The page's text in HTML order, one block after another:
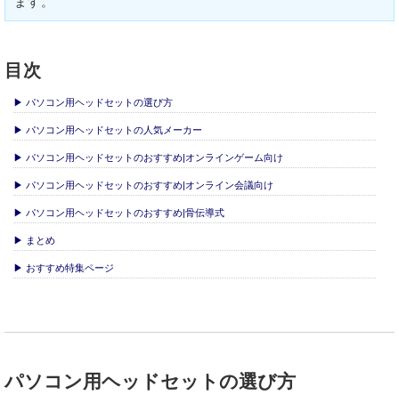
目次
▶ パソコン用ヘッドセットの選び方
▶ パソコン用ヘッドセットの人気メーカー
▶ パソコン用ヘッドセットのおすすめ|オンラインゲーム向け
▶ パソコン用ヘッドセットのおすすめ|オンライン会議向け
▶ パソコン用ヘッドセットのおすすめ|骨伝導式
▶ まとめ
▶ おすすめ特集ページ
パソコン用ヘッドセットの選び方